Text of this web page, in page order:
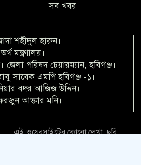
সব খবর
শহীদুল হারুন।
মন্ত্রণালয়।
পরিষদ চেয়ারম্যান, হবিগঞ্জ।
সাবেক এমপি হবিগঞ্জ -১।
বদর আজিজ উদ্দিন।
আক্তার মনি।
এই ওয়েবসাইটের কোনো লেখা, ছবি,